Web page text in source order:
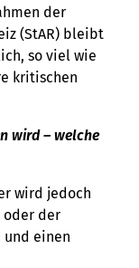
der
(StAR) bleibt
so viel wie
kritischen
wird – welche
wird jedoch
oder der
und einen